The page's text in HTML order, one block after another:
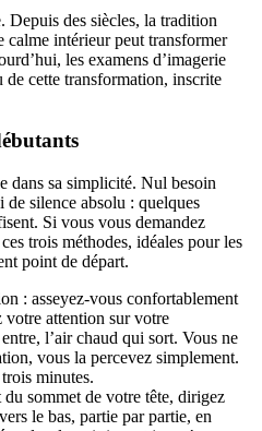
des siècles, la tradition
calme intérieur peut transformer
les examens d’imagerie
cette transformation, inscrite
dans sa simplicité. Nul besoin
de silence absolu : quelques
Si vous vous demandez
trois méthodes, idéales pour les
point de départ.
: asseyez-vous confortablement
votre attention sur votre
l’air chaud qui sort. Vous ne
vous la percevez simplement.
minutes.
sommet de votre tête, dirigez
le bas, partie par partie, en